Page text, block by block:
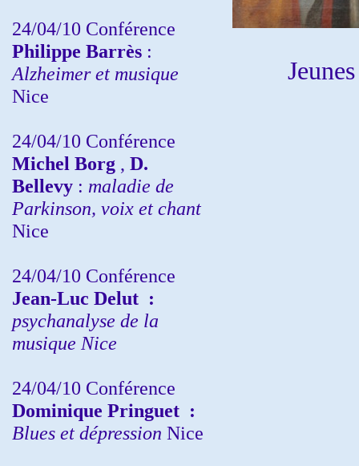
24/04/10 Conférence
Philippe Barrès :
Alzheimer et musique
Nice
24/04/10 Conférence
Michel Borg , D.
Bellevy : maladie de
Parkinson, voix et chant
Nice
24/04/10 Conférence
Jean-Luc Delut :
psychanalyse de la
musique Nice
24/04/10 Conférence
Dominique Pringuet :
Blues et dépression Nice